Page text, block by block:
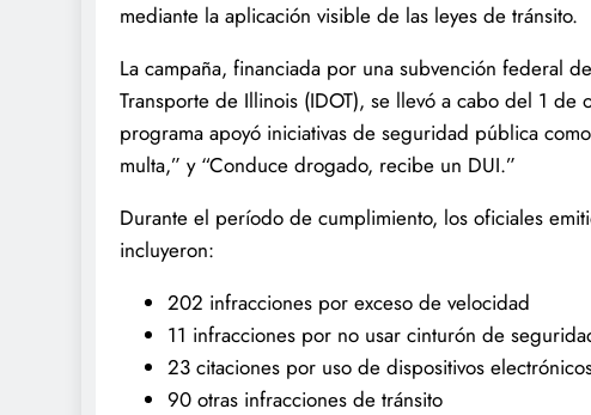
mediante la aplicación visible de las leyes de tránsito.
La campaña, financiada por una subvención federal
Transporte de Illinois (IDOT), se llevó a cabo del 1
programa apoyó iniciativas de seguridad pública
multa,” y “Conduce drogado, recibe un DUI.”
Durante el período de cumplimiento, los oficiales
incluyeron:
202 infracciones por exceso de velocidad
11 infracciones por no usar cinturón de
23 citaciones por uso de dispositivos
90 otras infracciones de tránsito